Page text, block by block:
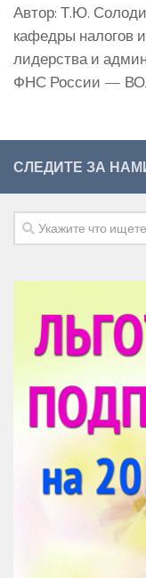
Автор: Т.Ю.
кафедры налогов
лидерства и
ФНС России —
СЛЕДИТЕ ЗА